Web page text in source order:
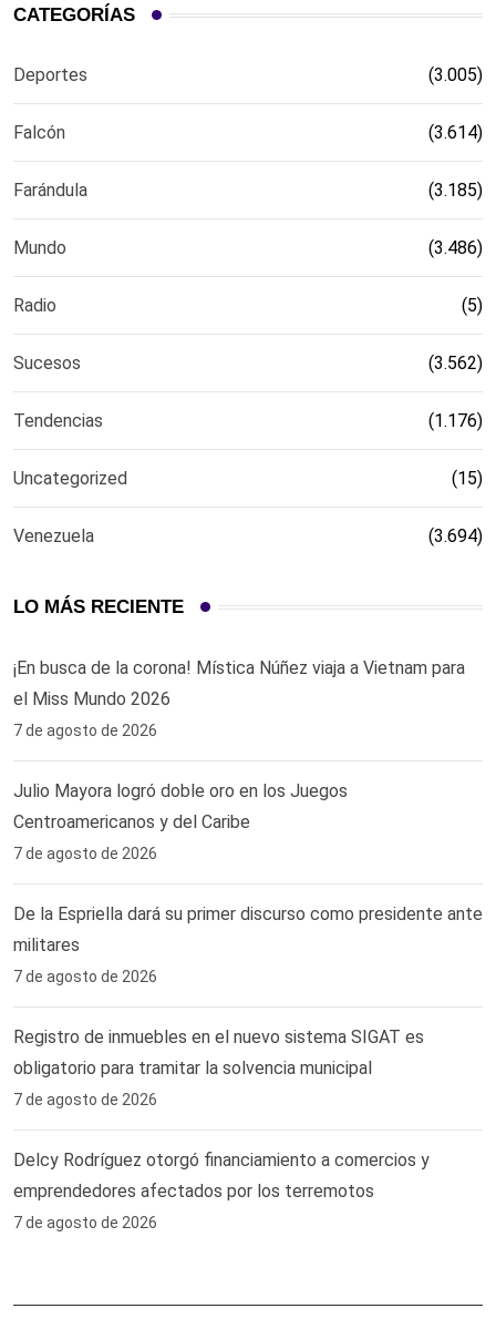
CATEGORÍAS
Deportes (3.005)
Falcón (3.614)
Farándula (3.185)
Mundo (3.486)
Radio (5)
Sucesos (3.562)
Tendencias (1.176)
Uncategorized (15)
Venezuela (3.694)
LO MÁS RECIENTE
¡En busca de la corona! Mística Núñez viaja a Vietnam para
el Miss Mundo 2026
7 de agosto de 2026
Julio Mayora logró doble oro en los Juegos
Centroamericanos y del Caribe
7 de agosto de 2026
De la Espriella dará su primer discurso como presidente ante
militares
7 de agosto de 2026
Registro de inmuebles en el nuevo sistema SIGAT es
obligatorio para tramitar la solvencia municipal
7 de agosto de 2026
Delcy Rodríguez otorgó financiamiento a comercios y
emprendedores afectados por los terremotos
7 de agosto de 2026